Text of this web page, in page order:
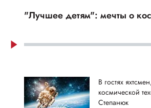
"Лучшее детям": мечты о
В гостях
космической
Степанюк